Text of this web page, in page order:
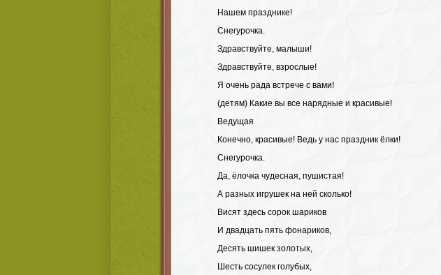
Нашем празднике!
Снегурочка.
Здравствуйте, малыши!
Здравствуйте, взрослые!
Я очень рада встрече с вами!
(детям) Какие вы все нарядные и красивые!
Ведущая
Конечно, красивые! Ведь у нас праздник ёлки!
Снегурочка.
Да, ёлочка чудесная, пушистая!
А разных игрушек на ней сколько!
Висят здесь сорок шариков
И двадцать пять фонариков,
Десять шишек золотых,
Шесть сосулек голубых,